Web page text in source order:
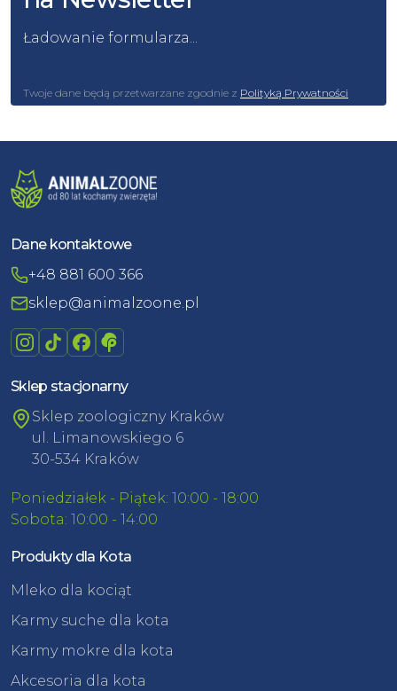
Ładowanie formularza...
Twoje dane będą przetwarzane zgodnie z Polityką Prywatności
Dane kontaktowe
+48 881 600 366
sklep@animalzoone.pl
Sklep stacjonarny
Sklep zoologiczny Kraków
ul. Limanowskiego 6
30-534 Kraków
Poniedziałek - Piątek: 10:00 - 18:00
Sobota: 10:00 - 14:00
Produkty dla Kota
Mleko dla kociąt
Karmy suche dla kota
Karmy mokre dla kota
Akcesoria dla kota